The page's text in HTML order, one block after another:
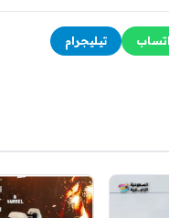
تيليجرام